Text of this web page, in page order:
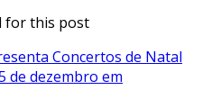
for this post
Concertos de Natal
de dezembro em